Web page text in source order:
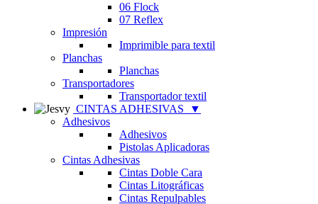
06 Flock
07 Reflex
Impresión
Imprimible para textil
Planchas
Planchas
Transportadores
Transportador textil
CINTAS ADHESIVAS
▼
Adhesivos
Adhesivos
Pistolas Aplicadoras
Cintas Adhesivas
Cintas Doble Cara
Cintas Litográficas
Cintas Repulpables